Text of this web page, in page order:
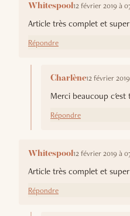
Whitespool12 février 2019 à
Article très complet et
Répondre
Charlène12 février
Merci beaucoup c'est
Répondre
Whitespool12 février 2019 à
Article très complet et
Répondre